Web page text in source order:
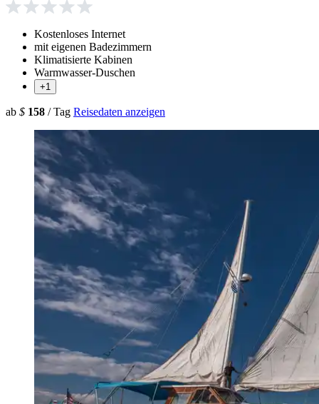
Kostenloses Internet
mit eigenen Badezimmern
Klimatisierte Kabinen
Warmwasser-Duschen
+1
ab $ 158 / Tag Reisedaten anzeigen